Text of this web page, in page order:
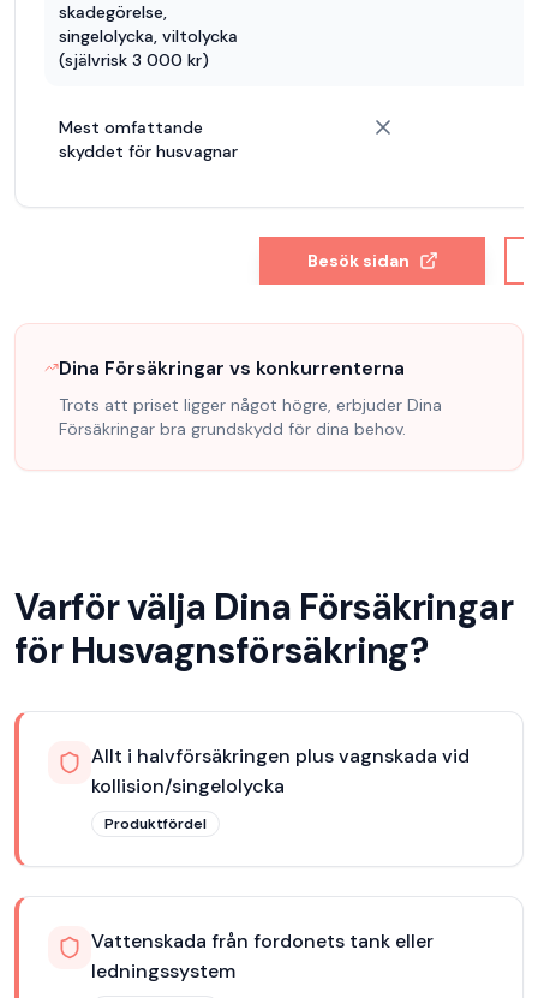
skadegörelse,
singelolycka, viltolycka
(självrisk 3 000 kr)
Mest omfattande
skyddet för husvagnar
Besök sidan
Dina Försäkringar vs konkurrenterna
Trots att priset ligger något högre, erbjuder Dina
Försäkringar bra grundskydd för dina behov.
Varför välja Dina Försäkringar
för Husvagnsförsäkring?
Allt i halvförsäkringen plus vagnskada vid
kollision/singelolycka
Produktfördel
Vattenskada från fordonets tank eller
ledningssystem